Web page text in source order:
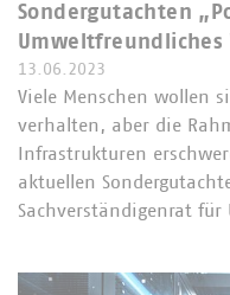
Sondergutachten
13.06.2023
Viele Menschen wollen
verhalten, aber die
Infrastrukturen
aktuellen
Sachverständigenrat